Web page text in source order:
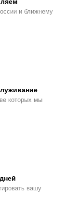
и ближнему
которых мы
вашу